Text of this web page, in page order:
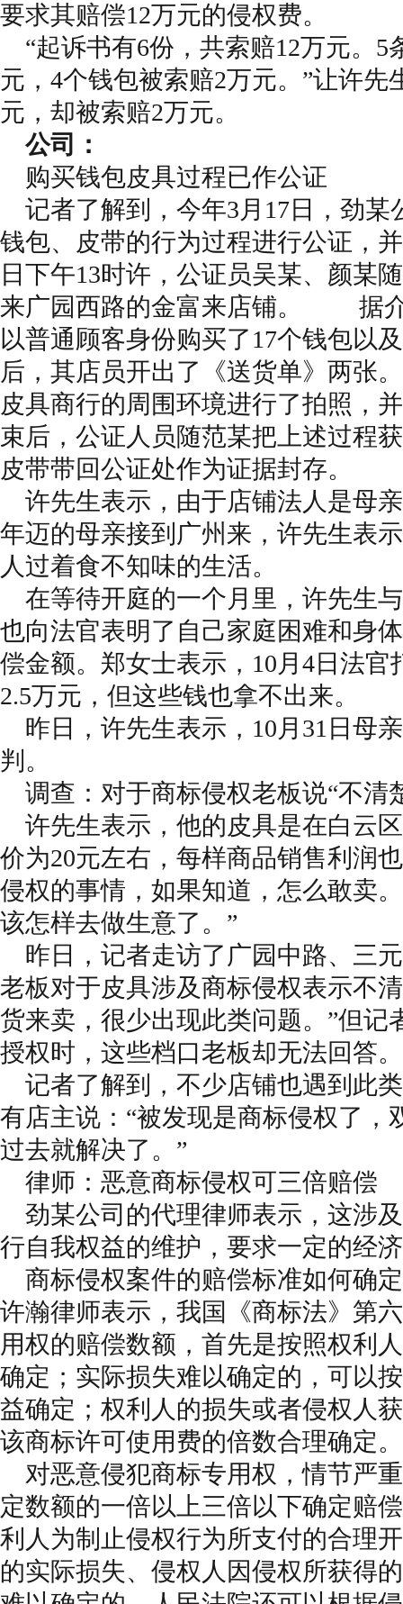
要求其赔偿12万元的侵权费。
“起诉书有6份，共索赔12万元。5
元，4个钱包被索赔2万元。”让许先
元，却被索赔2万元。
公司：
购买钱包皮具过程已作公证
记者了解到，今年3月17日，劲某
钱包、皮带的行为过程进行公证，
日下午13时许，公证员吴某、颜某
来广园西路的金富来店铺。 据介
以普通顾客身份购买了17个钱包以
后，其店员开出了《送货单》两张
皮具商行的周围环境进行了拍照
束后，公证人员随范某把上述过程
皮带带回公证处作为证据封存。
许先生表示，由于店铺法人是母
年迈的母亲接到广州来，许先生表
人过着食不知味的生活。
在等待开庭的一个月里，许先生
也向法官表明了自己家庭困难和身
偿金额。郑女士表示，10月4日法
2.5万元，但这些钱也拿不出来。
昨日，许先生表示，10月31日母
判。
调查：对于商标侵权老板说“不清
许先生表示，他的皮具是在白云
价为20元左右，每样商品销售利润
侵权的事情，如果知道，怎么敢卖
该怎样去做生意了。”
昨日，记者走访了广园中路、三
老板对于皮具涉及商标侵权表示不
货来卖，很少出现此类问题。”但
授权时，这些档口老板却无法回答。
记者了解到，不少店铺也遇到此
有店主说：“被发现是商标侵权了，
过去就解决了。”
律师：恶意商标侵权可三倍赔偿
劲某公司的代理律师表示，这涉
行自我权益的维护，要求一定的经
商标侵权案件的赔偿标准如何确
许瀚律师表示，我国《商标法》第
用权的赔偿数额，首先是按照权利
确定；实际损失难以确定的，可以
益确定；权利人的损失或者侵权人
该商标许可使用费的倍数合理确定。
对恶意侵犯商标专用权，情节严
定数额的一倍以上三倍以下确定赔
利人为制止侵权行为所支付的合理
的实际损失、侵权人因侵权所获得